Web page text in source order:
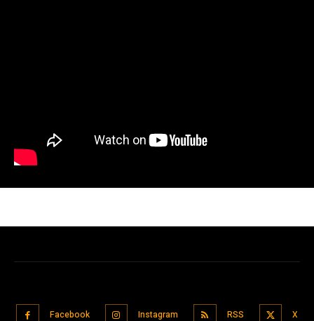
Facebook Instagram RSS X